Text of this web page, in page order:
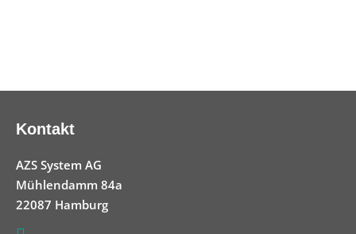
Kontakt
AZS System AG
Mühlendamm 84a
22087 Hamburg